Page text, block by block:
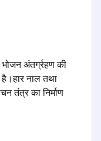
अंतर्ग्रहण की
है।हार नाल तथा
तंत्र का निर्माण